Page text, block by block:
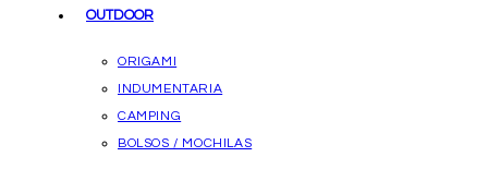
OUTDOOR
ORIGAMI
INDUMENTARIA
CAMPING
BOLSOS / MOCHILAS